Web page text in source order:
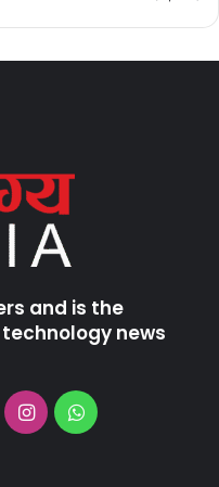
and is the
news
InstagramWhatsApp